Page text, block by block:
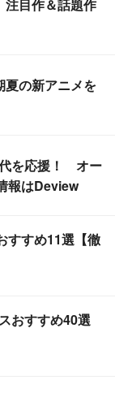
注目作＆話題作
夏の新アニメを
を応援！ オー
報はDeview
すすめ11選【徹
おすすめ40選